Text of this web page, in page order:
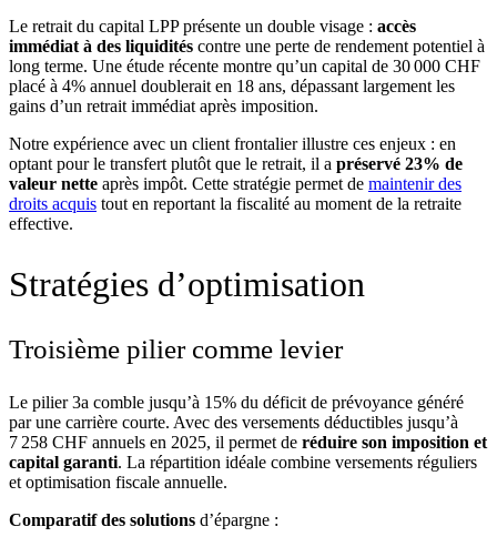
Le retrait du capital LPP présente un double visage : accès
immédiat à des liquidités contre une perte de rendement potentiel à
long terme. Une étude récente montre qu’un capital de 30 000 CHF
placé à 4% annuel doublerait en 18 ans, dépassant largement les
gains d’un retrait immédiat après imposition.
Notre expérience avec un client frontalier illustre ces enjeux : en
optant pour le transfert plutôt que le retrait, il a préservé 23% de
valeur nette après impôt. Cette stratégie permet de maintenir des
droits acquis tout en reportant la fiscalité au moment de la retraite
effective.
Stratégies d’optimisation
Troisième pilier comme levier
Le pilier 3a comble jusqu’à 15% du déficit de prévoyance généré
par une carrière courte. Avec des versements déductibles jusqu’à
7 258 CHF annuels en 2025, il permet de réduire son imposition et
capital garanti. La répartition idéale combine versements réguliers
et optimisation fiscale annuelle.
Comparatif des solutions d’épargne :